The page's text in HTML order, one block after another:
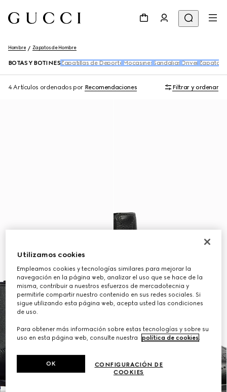
Hombre Zapatos de Hombre
BOTAS Y BOTINES Zapatillas de DeporteMocasines Sandalias Driver Zapatos
4 Artículos ordenados por Recomendaciones Filtrar y ordenar
Utilizamos cookies
Empleamos cookies y tecnologías similares para mejorar la
navegación en la página web, analizar el uso que se hace de la
misma, contribuir a nuestros esfuerzos de mercadotecnia y
permitirle compartir nuestro contenido en sus redes sociales. Si
sigue utilizando esta página web, acepta usted las condiciones
de uso.
Para obtener más información sobre estas tecnologías y sobre su
uso en esta página web, consulte nuestra
política de cookies.
CONFIGURACIÓN DE
COOKIES
OK